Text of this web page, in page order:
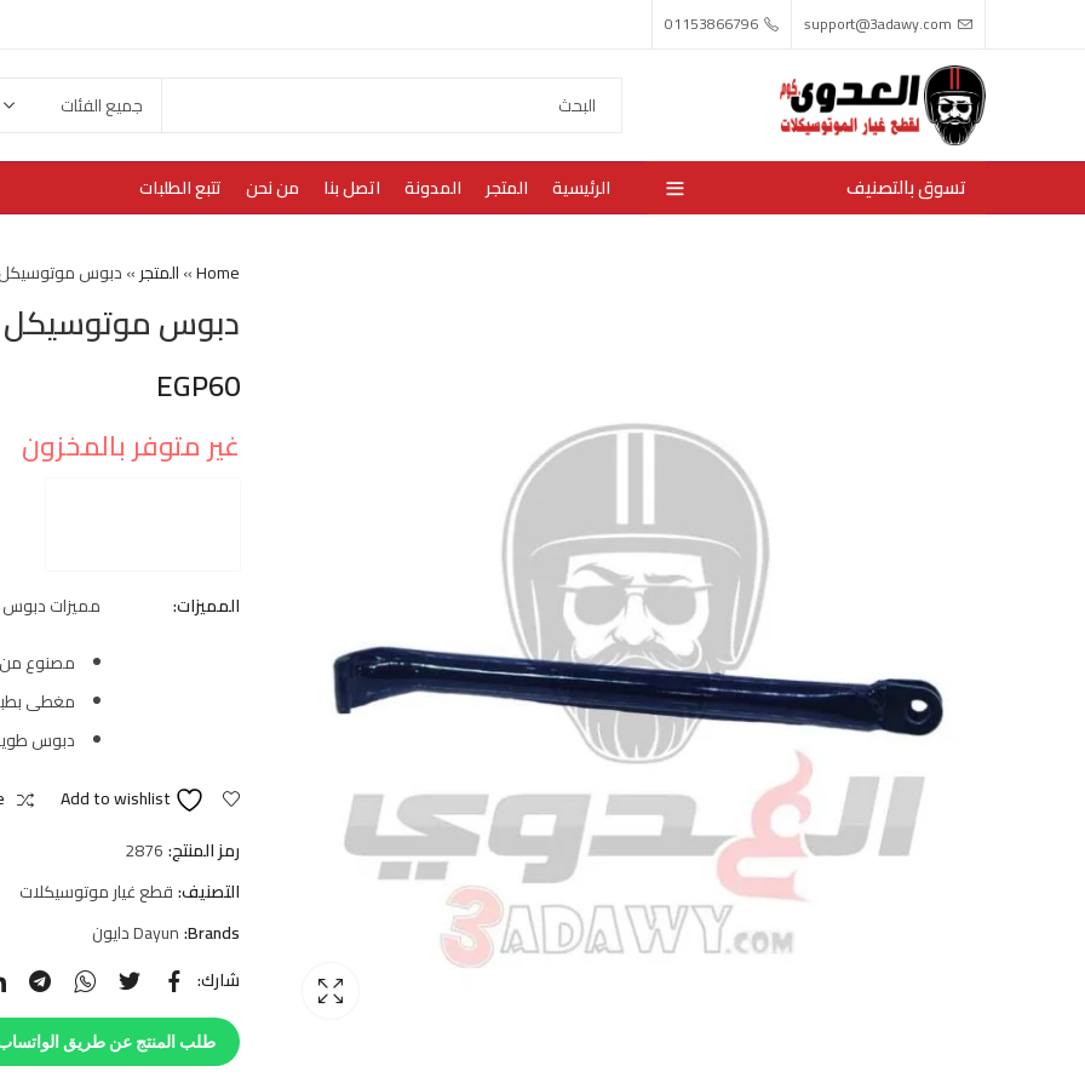
support@3adawy.com
01153866796
تسوق بالتصنيف الرئيسية المتجر المدونة اتصل بنا من نحن تتبع الطلبات
Home
»المتجر»دبوس
دبوس موتوسيكل
EGP60
غير متوفر بالمخزون
المميزات:
مميزات
مصنوع
مغطى
دبوس
Add to wishlist
رمز المنتج:2876
التصنيف:قطع غيار موتوسيكلات
Brands: Dayun دايون
شارك:
طلب المنتج عن طريق